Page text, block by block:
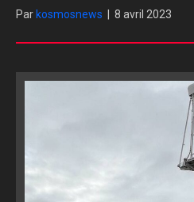
Par kosmosnews 8 avril 2023